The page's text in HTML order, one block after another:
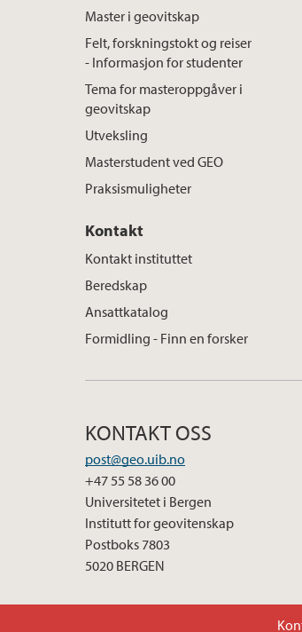
Master i geovitskap
Felt, forskningstokt og reiser
- Informasjon for studenter
Tema for masteroppgåver i
geovitskap
Utveksling
Masterstudent ved GEO
Praksismuligheter
Kontakt
Kontakt instituttet
Beredskap
Ansattkatalog
Formidling - Finn en forsker
KONTAKT OSS
post@geo.uib.no
+47 55 58 36 00
Universitetet i Bergen
Institutt for geovitenskap
Postboks 7803
5020 BERGEN